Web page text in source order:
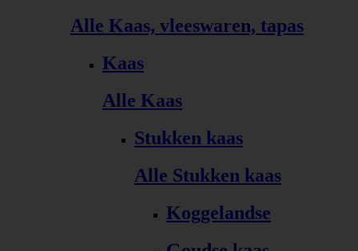
Alle Kaas, vleeswaren, tapas
Kaas
Alle Kaas
Stukken kaas
Alle Stukken kaas
Koggelandse